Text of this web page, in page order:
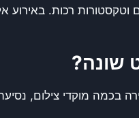
רכות. באירוע
שונה?
בכמה מוקדי צילום,